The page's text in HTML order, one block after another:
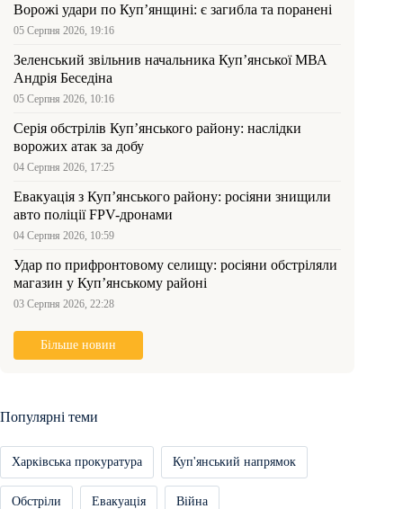
Ворожі удари по Куп’янщині: є загибла та поранені
05 Серпня 2026, 19:16
Зеленський звільнив начальника Купʼянської МВА
Андрія Беседіна
05 Серпня 2026, 10:16
Серія обстрілів Куп’янського району: наслідки
ворожих атак за добу
04 Серпня 2026, 17:25
Евакуація з Куп’янського району: росіяни знищили
авто поліції FPV-дронами
04 Серпня 2026, 10:59
Удар по прифронтовому селищу: росіяни обстріляли
магазин у Куп’янському районі
03 Серпня 2026, 22:28
Більше новин
Популярні теми
Харківська прокуратура Куп'янський напрямок
Обстріли Евакуація Війна